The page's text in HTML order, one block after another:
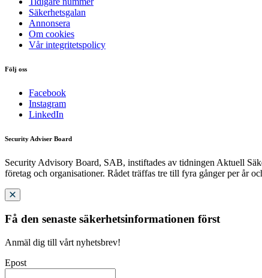
Säkerhetsgalan
Annonsera
Om cookies
Vår integritetspolicy
Följ oss
Facebook
Instagram
LinkedIn
Security Adviser Board
Security Advisory Board, SAB, instiftades av tidningen Aktuell
företag och organisationer. Rådet träffas tre till fyra gånger per år
Få den senaste säkerhetsinformationen först
Anmäl dig till vårt nyhetsbrev!
Epost